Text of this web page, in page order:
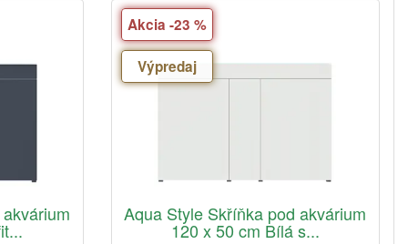
Akcia -23 %
Výpredaj
Aqua Style Skříňka pod akvárium
120 x 50 cm Bílá s...